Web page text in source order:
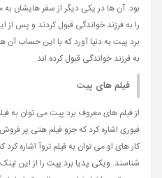
بود. آن ها در یکی دیگر از سفر هایشان
را به فرزند خواندگی قبول کردند و پس از
برد پیت به دنیا آورد که با این حساب آن
به فرزند خواندگی قبول کرده اند.
فیلم های پیت
از فیلم های معروف برد پیت می توان به
فیوری اشاره کرد که جزو فیلم هتی پر
کار های او می توان به فیلم تروآ اشاره
شناسند. ویکی پدیا برد پیت را از این